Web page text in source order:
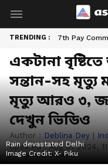
TRENDING : 7th Pay
একটানা
সন্তান-সহ মৃত্যু
মৃত্যু আরও ৩,
দেখুন ভিডিও
Author : Deblina Dey |
Updated :Aug 01 2024,
Rain devastated Delhi
Image Credit: X- Piku